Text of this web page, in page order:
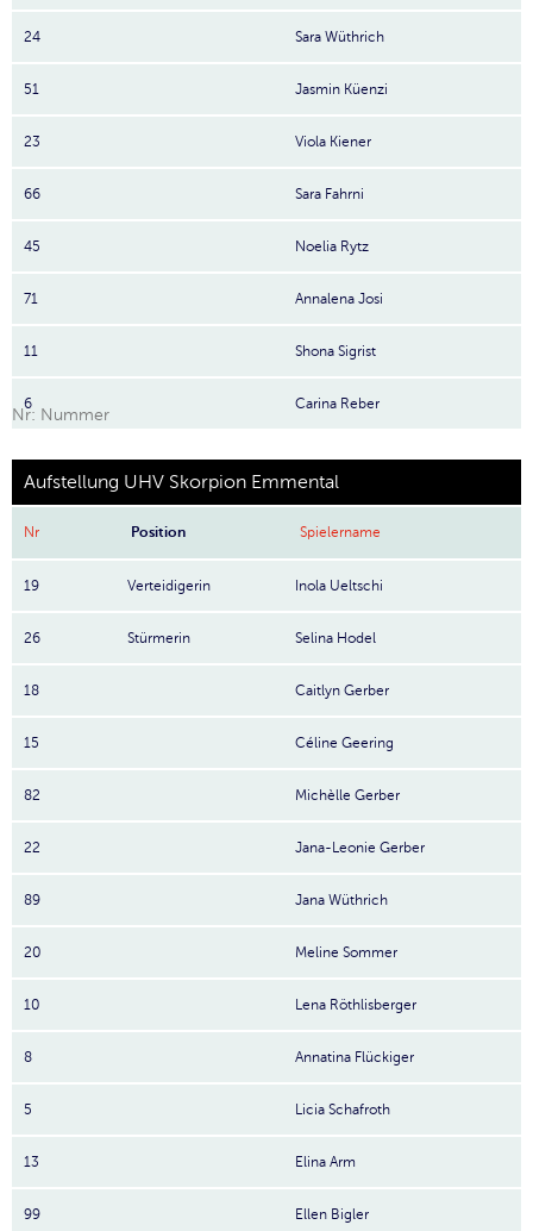
24 Sara Wüthrich
51 Jasmin Küenzi
23 Viola Kiener
66 Sara Fahrni
45 Noelia Rytz
71 Annalena Josi
11 Shona Sigrist
6 Carina Reber
Nr: Nummer
Aufstellung UHV Skorpion Emmental
Nr Position Spielername
19 Verteidigerin Inola Ueltschi
26 Stürmerin Selina Hodel
18 Caitlyn Gerber
15 Céline Geering
82 Michèlle Gerber
22 Jana-Leonie Gerber
89 Jana Wüthrich
20 Meline Sommer
10 Lena Röthlisberger
8 Annatina Flückiger
5 Licia Schafroth
13 Elina Arm
99 Ellen Bigler